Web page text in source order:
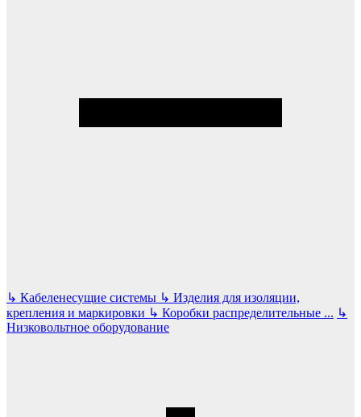
↳ Кабеленесущие системы ↳ Изделия для изоляции,
крепления и маркировки ↳ Коробки распределительные ... ↳
Низковольтное оборудование